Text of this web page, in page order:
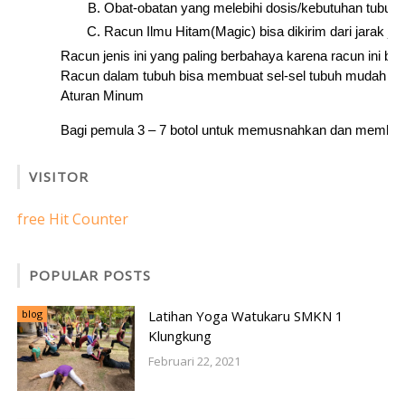
Obat-obatan yang melebihi dosis/kebutuhan tubuh
Racun Ilmu Hitam(Magic) bisa dikirim dari jarak
Racun jenis ini yang paling berbahaya karena racun ini
Racun dalam tubuh bisa membuat sel-sel tubuh mudah
Aturan Minum
Bagi pemula 3 – 7 botol untuk memusnahkan dan
VISITOR
free Hit Counter
POPULAR POSTS
blog
Latihan Yoga Watukaru SMKN 1
Klungkung
Februari 22, 2021